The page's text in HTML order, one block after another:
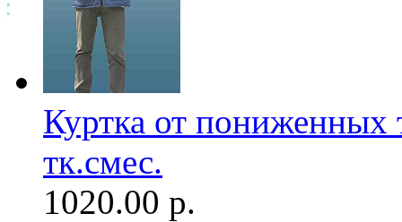
Куртка от
тк.смес.
1020.00 р.